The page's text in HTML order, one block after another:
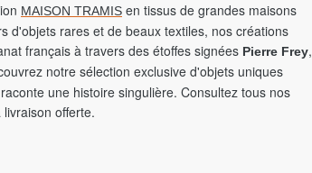
MAISON TRAMIS en tissus de grandes maisons
d'objets rares et de beaux textiles, nos créations
français à travers des étoffes signées Pierre Frey,
notre sélection exclusive d'objets uniques
une histoire singulière. Consultez tous nos
offerte.